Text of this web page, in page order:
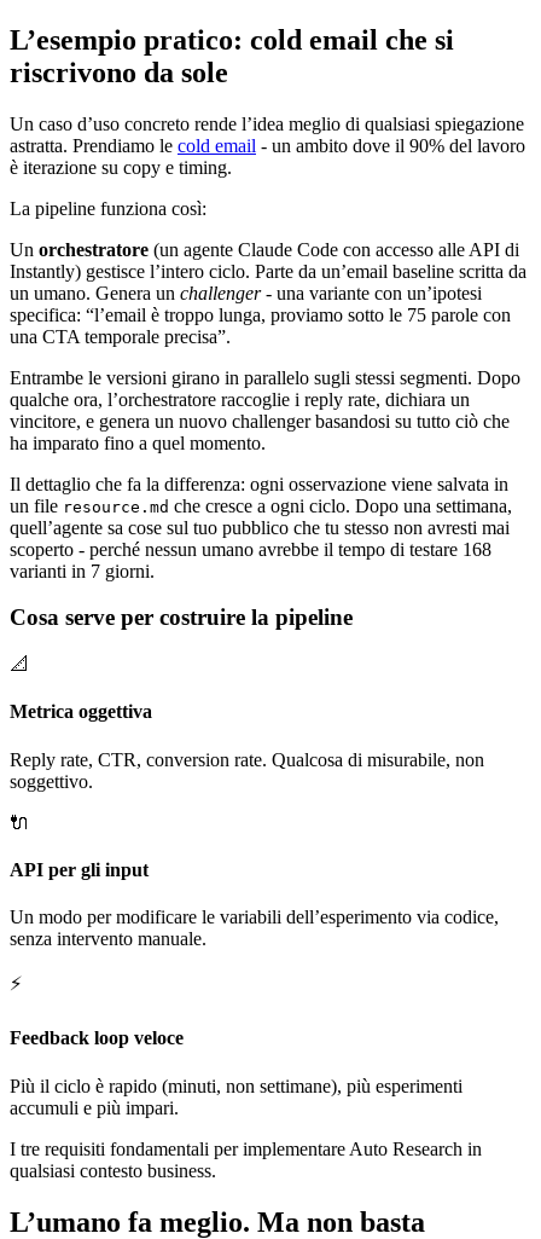
L’esempio pratico: cold email che si
riscrivono da sole
Un caso d’uso concreto rende l’idea meglio di qualsiasi spiegazione
astratta. Prendiamo le cold email - un ambito dove il 90% del lavoro
è iterazione su copy e timing.
La pipeline funziona così:
Un orchestratore (un agente Claude Code con accesso alle API di
Instantly) gestisce l’intero ciclo. Parte da un’email baseline scritta da
un umano. Genera un challenger- una variante con un’ipotesi
specifica: “l’email è troppo lunga, proviamo sotto le 75 parole con
una CTA temporale precisa”.
Entrambe le versioni girano in parallelo sugli stessi segmenti. Dopo
qualche ora, l’orchestratore raccoglie i reply rate, dichiara un
vincitore, e genera un nuovo challenger basandosi su tutto ciò che
ha imparato fino a quel momento.
Il dettaglio che fa la differenza: ogni osservazione viene salvata in
un file resource.md che cresce a ogni ciclo. Dopo una settimana,
quell’agente sa cose sul tuo pubblico che tu stesso non avresti mai
scoperto - perché nessun umano avrebbe il tempo di testare 168
varianti in 7 giorni.
Cosa serve per costruire la pipeline
📐
Metrica oggettiva
Reply rate, CTR, conversion rate. Qualcosa di misurabile, non
soggettivo.
🔌
API per gli input
Un modo per modificare le variabili dell’esperimento via codice,
senza intervento manuale.
⚡
Feedback loop veloce
Più il ciclo è rapido (minuti, non settimane), più esperimenti
accumuli e più impari.
I tre requisiti fondamentali per implementare Auto Research in
qualsiasi contesto business.
L’umano fa meglio. Ma non basta